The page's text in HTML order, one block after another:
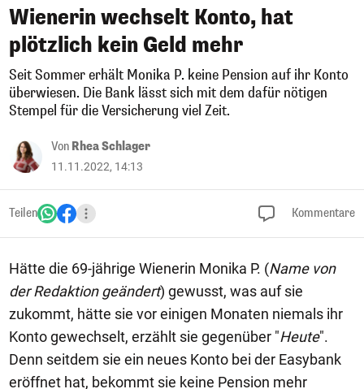
Wienerin wechselt Konto, hat
plötzlich kein Geld mehr
Seit Sommer erhält Monika P. keine Pension auf ihr Konto
überwiesen. Die Bank lässt sich mit dem dafür nötigen
Stempel für die Versicherung viel Zeit.
Von Rhea Schlager
11.11.2022, 14:13
Teilen Kommentare
Hätte die 69-jährige Wienerin Monika P. (Name von
der Redaktion geändert) gewusst, was auf sie
zukommt, hätte sie vor einigen Monaten niemals ihr
Konto gewechselt, erzählt sie gegenüber "Heute".
Denn seitdem sie ein neues Konto bei der Easybank
eröffnet hat, bekommt sie keine Pension mehr